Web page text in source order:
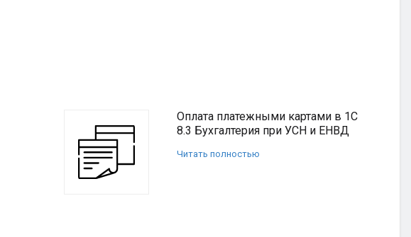
Оплата платежными картами в 1С
8.3 Бухгалтерия при УСН и ЕНВД
Читать полностью